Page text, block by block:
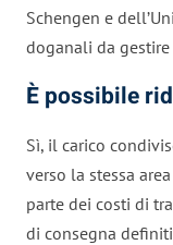
Schengen e
doganali da
È possibile
Sì, il carico
verso la stessa
parte dei costi di
di consegna